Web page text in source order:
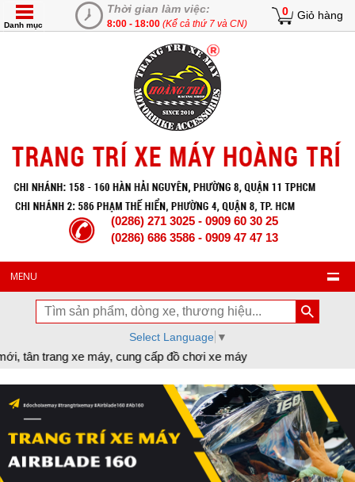
Thời gian làm việc:
8:00 - 18:00 (Kể cả thứ 7 và CN)
0 Giỏ hàng
Danh mục
(0286) 271 3025 - 0909 60 30 25
(0286) 686 3586 - 0909 47 47 13
MENU
Select Language ▼
xe máy, cung cấp đồ chơi xe máy